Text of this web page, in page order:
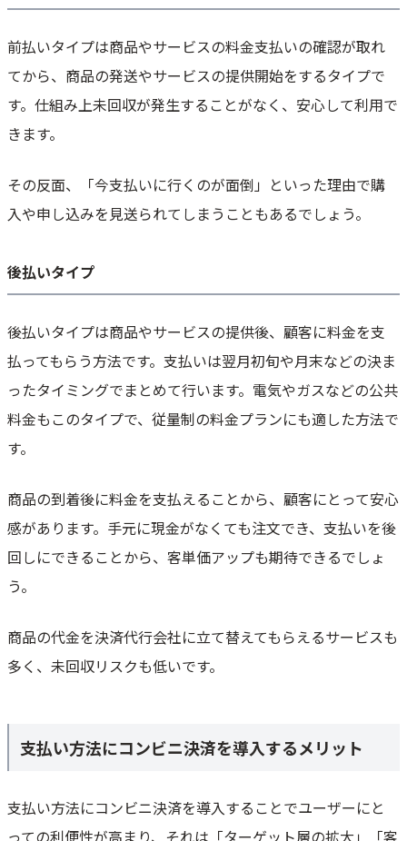
前払いタイプは商品やサービスの料金支払いの確認が取れ
てから、商品の発送やサービスの提供開始をするタイプで
す。仕組み上未回収が発生することがなく、安心して利用で
きます。
その反面、「今支払いに行くのが面倒」といった理由で購
入や申し込みを見送られてしまうこともあるでしょう。
後払いタイプ
後払いタイプは商品やサービスの提供後、顧客に料金を支
払ってもらう方法です。支払いは翌月初旬や月末などの決ま
ったタイミングでまとめて行います。電気やガスなどの公共
料金もこのタイプで、従量制の料金プランにも適した方法で
す。
商品の到着後に料金を支払えることから、顧客にとって安心
感があります。手元に現金がなくても注文でき、支払いを後
回しにできることから、客単価アップも期待できるでしょ
う。
商品の代金を決済代行会社に立て替えてもらえるサービスも
多く、未回収リスクも低いです。
支払い方法にコンビニ決済を導入するメリット
支払い方法にコンビニ決済を導入することでユーザーにと
っての利便性が高まり、それは「ターゲット層の拡大」「客